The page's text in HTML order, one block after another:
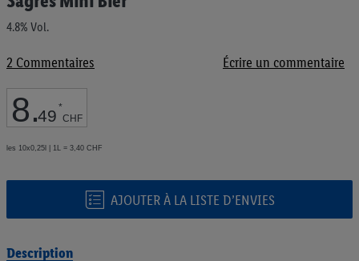
4.8% Vol.
2 Commentaires Écrire un commentaire
8.49 *
CHF
les 10x0,25l | 1L = 3,40 CHF
AJOUTER À LA LISTE D’ENVIES
au
début
la
Galerie
d’images
Description